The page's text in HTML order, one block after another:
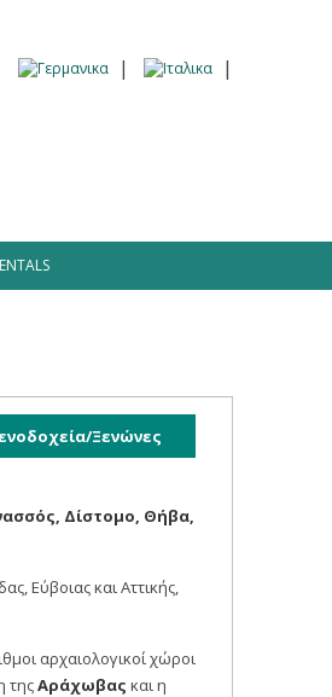
Ξενώνες
Δίστομο, Θήβα,
Εύβοιας και Αττικής,
αρχαιολογικοί χώροι
τηςΑράχωβας και η